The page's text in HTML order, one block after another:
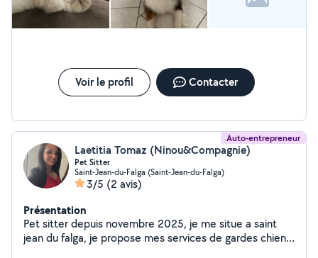
Voir le profil Contacter
Auto-entrepreneur
Laetitia Tomaz (Ninou&Compagnie)
Pet Sitter
Saint-Jean-du-Falga (Saint-Jean-du-Falga)
3/5 (2 avis)
Présentation
Pet sitter depuis novembre 2025, je me situe a saint
jean du falga, je propose mes services de gardes chiens